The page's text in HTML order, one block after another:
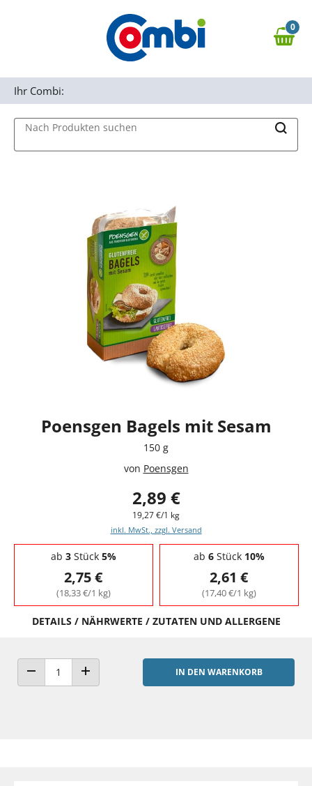
Zur Navigation springen
0,00 €
0
Nach Produkten suchen
Ihr Combi:
Poensgen Bagels mit Sesam
150 g
von Poensgen
2,89 €
19,27 €/1 kg
inkl. MwSt., zzgl. Versand
Staffelpreise - Mengenrabatt
ab 3Stück 5%
2,75 €
(18,33 €/1 kg)
ab 6Stück 10%
2,61 €
(17,40 €/1 kg)
DETAILS / NÄHRWERTE / ZUTATEN UND ALLERGENE
ANZAHL VERRINGERNANZAHL ERHÖHEN
IN DEN WARENKORB